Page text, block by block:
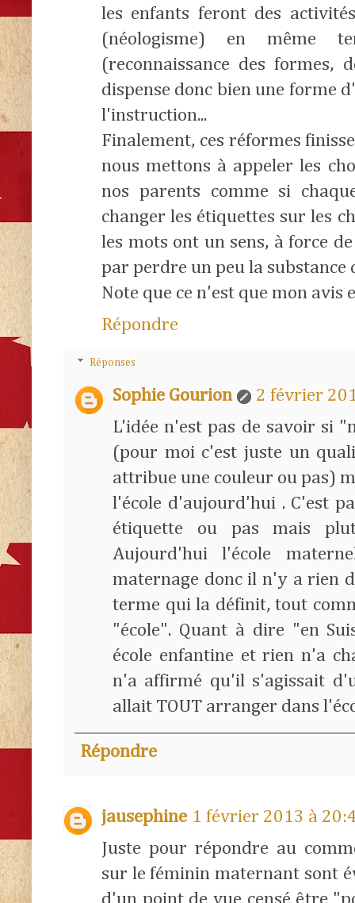
les enfants feront des
(néologisme) en même
(reconnaissance des formes,
dispense donc bien une forme
l'instruction...
Finalement, ces réformes
nous mettons à appeler les
nos parents comme si
changer les étiquettes sur les
les mots ont un sens, à force
par perdre un peu la substance
Note que ce n'est que mon
Répondre
Réponses
Sophie Gourion
2 février
L'idée n'est pas de savoir si
(pour moi c'est juste un
attribue une couleur ou pas)
l'école d'aujourd'hui . C'est
étiquette ou pas mais
Aujourd'hui l'école
maternage donc il n'y a rien
terme qui la définit, tout
"école". Quant à dire "en
école enfantine et rien n'a
n'a affirmé qu'il s'agissait
allait TOUT arranger dans
Répondre
jausephine 1 février 2013 à
Juste pour répondre au
sur le féminin maternant sont
d'un point de vue censé être